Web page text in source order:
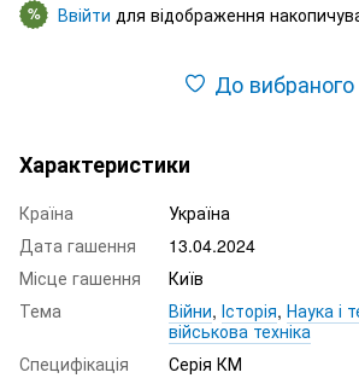
% Ввійти для відображення
До вибраного
Характеристики
Країна
Україна
Дата гашення
13.04.2024
Місце гашення
Київ
Тема
Війни, Історія, Наука і
військова техніка
Специфікація
Серія КМ